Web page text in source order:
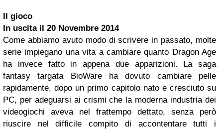
Il gioco
In uscita il 20 Novembre 2014
Come abbiamo avuto modo di scrivere in passato, molte
serie impiegano una vita a cambiare quanto Dragon Age
ha invece fatto in appena due apparizioni. La saga
fantasy targata BioWare ha dovuto cambiare pelle
rapidamente, dopo un primo capitolo nato e cresciuto su
PC, per adeguarsi ai crismi che la moderna industria dei
videogiochi aveva nel frattempo dettato, senza però
riuscire nel difficile compito di accontentare tutti i